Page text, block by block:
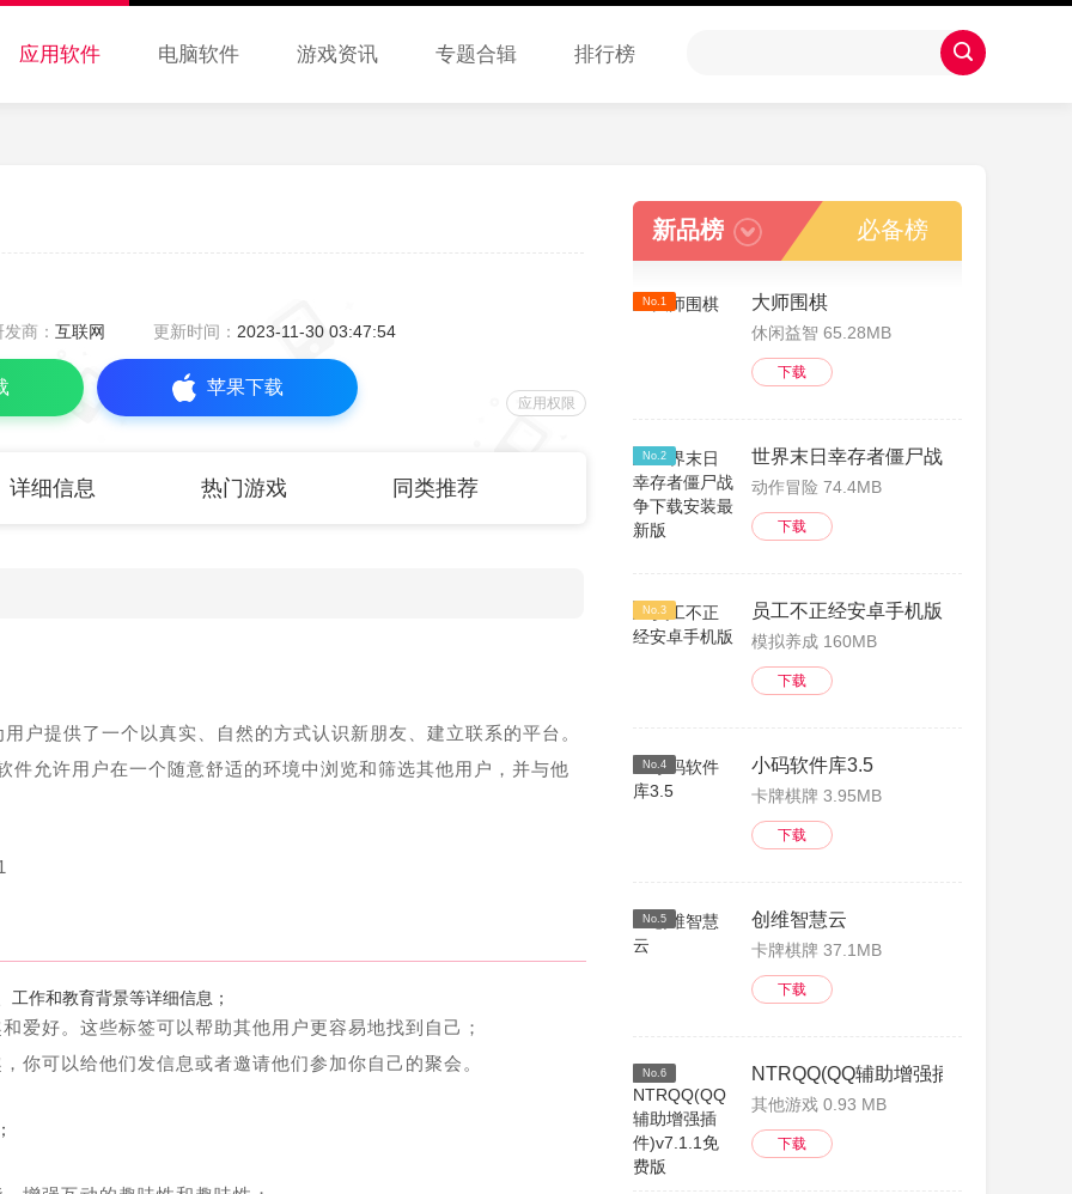
应用软件 电脑软件 游戏资讯 专题合辑 排行榜
商： 互联网 更新时间： 2023-11-30 03:47:54
苹果下载
应用权限
详细信息 热门游戏 同类推荐
户提供了一个以真实、自然的方式认识新朋友、建立联系的平台。
允许用户在一个随意舒适的环境中浏览和筛选其他用户，并与他
作和教育背景等详细信息；
爱好。这些标签可以帮助其他用户更容易地找到自己；
你可以给他们发信息或者邀请他们参加你自己的聚会。
新品榜 必备榜
No.1 大师围棋
休闲益智 65.28MB
下载
No.2 世界末日幸存者僵尸战争下载安装最
动作冒险 74.4MB
下载
No.3 员工不正经安卓手机版
模拟养成 160MB
下载
No.4 小码软件库3.5
卡牌棋牌 3.95MB
下载
No.5 创维智慧云
卡牌棋牌 37.1MB
下载
No.6 NTRQQ(QQ辅助增强插件)v7.1.1免费
其他游戏 0.93 MB
下载